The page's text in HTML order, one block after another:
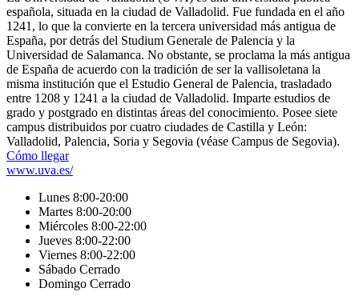
española, situada en la ciudad de Valladolid. Fue fundada en el año
1241, lo que la convierte en la tercera universidad más antigua de
España, por detrás del Studium Generale de Palencia y la
Universidad de Salamanca. No obstante, se proclama la más antigua
de España de acuerdo con la tradición de ser la vallisoletana la
misma institución que el Estudio General de Palencia, trasladado
entre 1208 y 1241 a la ciudad de Valladolid. Imparte estudios de
grado y postgrado en distintas áreas del conocimiento. Posee siete
campus distribuidos por cuatro ciudades de Castilla y León:
Valladolid, Palencia, Soria y Segovia (véase Campus de Segovia).
Cómo llegar
www.uva.es/
Lunes 8:00-20:00
Martes 8:00-20:00
Miércoles 8:00-22:00
Jueves 8:00-22:00
Viernes 8:00-22:00
Sábado Cerrado
Domingo Cerrado